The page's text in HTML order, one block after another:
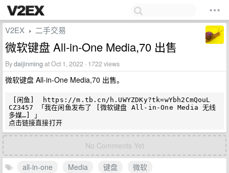
V2EX › 二手交易
微软键盘 All-in-One Media,70 出售
Bydaijinming at Oct 1, 2022 · 1722 views
微软键盘 All-in-One Media,70 出售。
CZ3457 「我在闲鱼发布了 [微软键盘 All-in-One Media 无线
多媒…] 」
No Comments Yet
all-in-one Media 键盘 微软